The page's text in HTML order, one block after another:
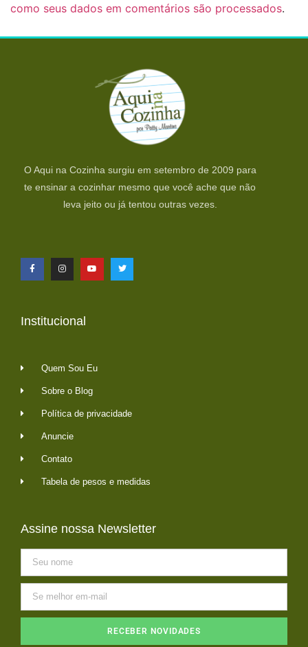
como seus dados em comentários são processados.
O Aqui na Cozinha surgiu em setembro de 2009 para
te ensinar a cozinhar mesmo que você ache que não
leva jeito ou já tentou outras vezes.
Institucional
Quem Sou Eu
Sobre o Blog
Política de privacidade
Anuncie
Contato
Tabela de pesos e medidas
Assine nossa Newsletter
RECEBER NOVIDADES